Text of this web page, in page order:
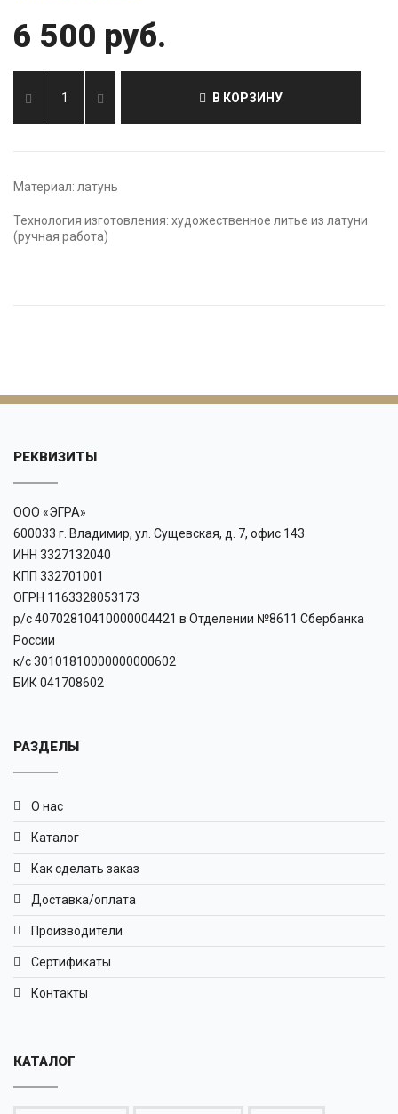
6 500 руб.
В КОРЗИНУ
Материал: латунь
Технология изготовления: художественное литье из латуни
(ручная работа)
РЕКВИЗИТЫ
ООО «ЭГРА»
600033 г. Владимир, ул. Сущевская, д. 7, офис 143
ИНН 3327132040
КПП 332701001
ОГРН 1163328053173
р/с 40702810410000004421 в Отделении №8611 Сбербанка
России
к/с 30101810000000000602
БИК 041708602
РАЗДЕЛЫ
О нас
Каталог
Как сделать заказ
Доставка/оплата
Производители
Сертификаты
Контакты
КАТАЛОГ